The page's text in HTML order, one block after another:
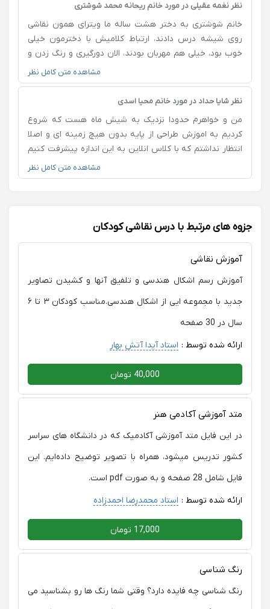
نظر نغمه عقیلی در مورد خانم ریحانه محمد شوشتری
خانم شوشتری به دختر هشت ساله ما ویترای همون نقاشی
روی شیشه درس دادند، ارتباط کلامیش با دخترمون خیلی
خوب بود، خیلی هم مهربان بودند، الان دورگیری و رنگ زدن و
قلم گیری رو یاد گرفته و خانم شوشتری خیلی با حوصله بود،
ضمنا چون تولد دخترم هم وسط کلاس ها بود یک جلسه
رایگان داد بهمون، از همه جلسات هم به مادر گزهرش
مشاهده متن کامل نظر
نظر شایا حداد در مورد خانم محیا اسدی
من و خواهرم حدودا نزدیک به شیش ماه هست که شروع
کردیم به اموزش طراحی از پایه بدون هیچ زمینه ای و اصلا
انتظار نداشتم که با کلاس انلاین به این اندازه پیشرفت کنیم
و بتونیم به طراحی های پیچیده برسیم... من واقعا از شما
ممنونم که با صبر و حوصله و مهارت بالاتون و انتقال عالی
کنید و پیشرفت کنید به کار کردن با خانم اسدی شک نکنید:)
مشاهده متن کامل نظر
جزوه های مرتبط با درس نقاشی کودکان
آموزش نقاشی
آموزش رسم اشکال هندسی و تلفیق آنها و کشیدن تصاویر
جدید با مجموعه ایی از اشکال هندسی.مناسب کودکان ۳ تا ۶
سال در 30 صفحه
ارائه شده توسط : استاد آیدا آتش بهار
40,000 تومان
متد آموزشی آکادمی هنر
در این فایل متد آموزشی آکادمیک که در دانشگاه های سراسر
کشور تدریس میشود، همراه با تصویر توضیح داده‌ایم. این
فایل شامل 28 صفحه و به صورت pdf است.
ارائه شده توسط : استاد محمدرضا احمدزاده
17,000 تومان
رنگ شناسی
رنگ شناسی چه فایده دارد؟ وقتی شما رنگ ها رو بشناسید می